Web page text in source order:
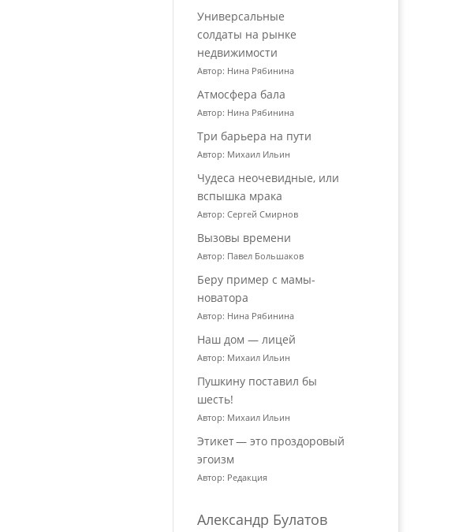
Универсальные
солдаты на рынке
недвижимости
Автор: Нина Рябинина
Атмосфера бала
Автор: Нина Рябинина
Три барьера на пути
Автор: Михаил Ильин
Чудеса неочевидные, или
вспышка мрака
Автор: Сергей Смирнов
Вызовы времени
Автор: Павел Большаков
Беру пример с мамы-
новатора
Автор: Нина Рябинина
Наш дом — лицей
Автор: Михаил Ильин
Пушкину поставил бы
шесть!
Автор: Михаил Ильин
Этикет — это проздоровый
эгоизм
Автор: Редакция
Александр Булатов